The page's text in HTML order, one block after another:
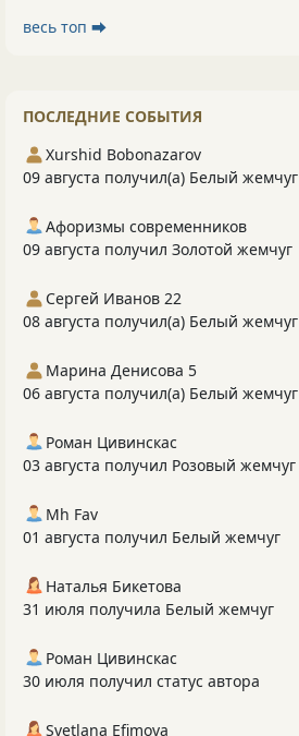
весь топ ⮕
ПОСЛЕДНИЕ СОБЫТИЯ
Xurshid Bobonazarov
09 августа получил(а) Белый жемчуг
Афоризмы современников
09 августа получил Золотой жемчуг
Сергей Иванов 22
08 августа получил(а) Белый жемчуг
Марина Денисова 5
06 августа получил(а) Белый жемчуг
Роман Цивинскас
03 августа получил Розовый жемчуг
Mh Fav
01 августа получил Белый жемчуг
Наталья Бикетова
31 июля получила Белый жемчуг
Роман Цивинскас
30 июля получил статус автора
Svetlana Efimova